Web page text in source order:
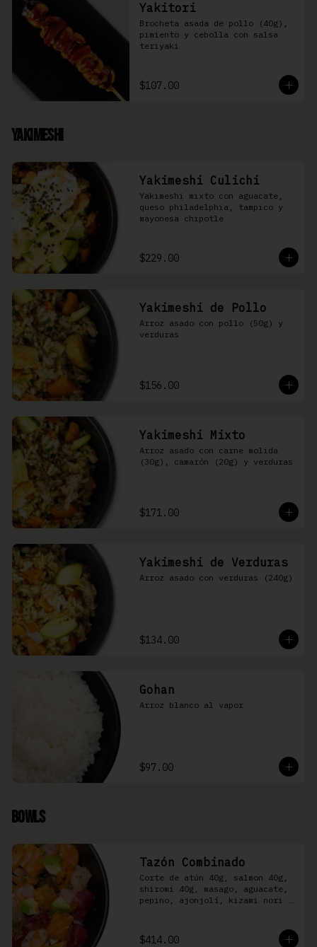
Yakitori
Brocheta asada de pollo (40g),
pimiento y cebolla con salsa
teriyaki
$107.00
Yakimeshi
Yakimeshi Culichi
Yakimeshi mixto con aguacate,
queso philadelphia, tampico y
mayonesa chipotle
$229.00
Yakimeshi de Pollo
Arroz asado con pollo (50g) y
verduras
$156.00
Yakimeshi Mixto
Arroz asado con carne molida
(30g), camarón (20g) y verduras
$171.00
Yakimeshi de Verduras
Arroz asado con verduras (240g)
$134.00
Gohan
Arroz blanco al vapor
$97.00
Bowls
Tazón Combinado
Corte de atún 40g, salmon 40g,
shiromi 40g, masago, aguacate,
pepino, ajonjolí, kizami nori y
$414.00